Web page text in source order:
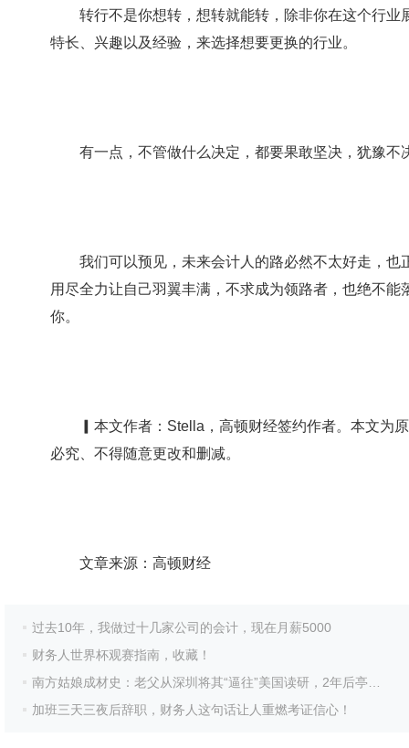
转行不是你想转，想转就能转，除非你在这个行业
特长、兴趣以及经验，来选择想要更换的行业。
有一点，不管做什么决定，都要果敢坚决，犹豫不
我们可以预见，未来会计人的路必然不太好走，也
用尽全力让自己羽翼丰满，不求成为领路者，也绝不能
你。
▎本文作者：Stella，高顿财经签约作者。本文为原
必究、不得随意更改和删减。
文章来源：高顿财经
过去10年，我做过十几家公司的会计，现在月薪5000
财务人世界杯观赛指南，收藏！
南方姑娘成材史：老父从深圳将其“逼往”美国读研，2年后亭亭玉立
加班三天三夜后辞职，财务人这句话让人重燃考证信心！